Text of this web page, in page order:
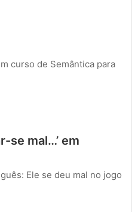
curso de Semântica para
se mal…’ em
Ele se deu mal no jogo